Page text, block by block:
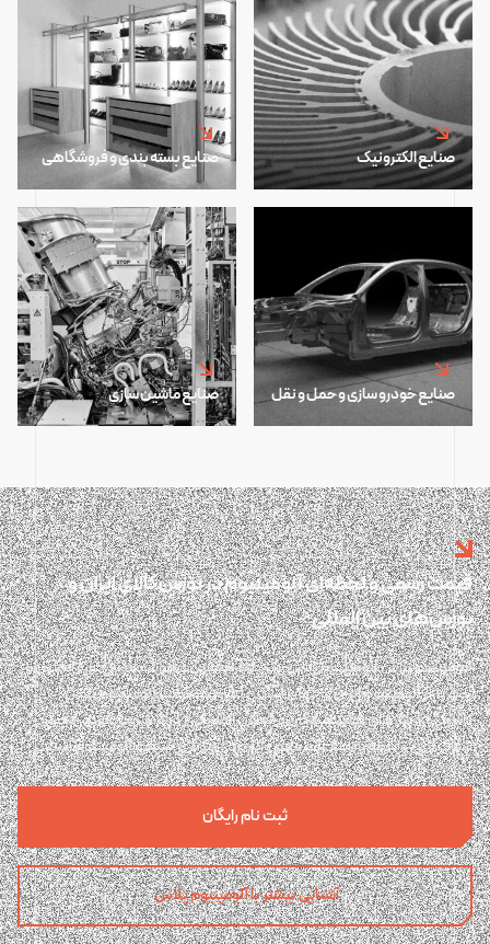
صنایع الکترونیک صنایع بسته بندی و فروشگاهی
صنایع خودرو سازی و حمل و نقل صنایع ماشین سازی
قیمت رسمی و لحظه‌ای آلومینیوم در بورس کالای ایران و
بورس‌های بین المللی
آلومینیوم پلاس آلومینیوم پلاس یک پلتفرم آنلاین و هوشمند در حوزه تحلیل و
رصد بازار آلومینیوم ایران و جهان است. پلتفرم هوشمند آلومینیوم پلاس
پاسخگوی نیازهای تولیدکنندگان و فعالان اقتصادی در دسترسی فوری، دقیق،
شفاف و بی واسطه به اطلاعات مهم و کاربردی موثر بر صنعت آلومینیوم است.
ثبت نام رایگان
آشنایی بیشتر با آلومینیوم پلاس